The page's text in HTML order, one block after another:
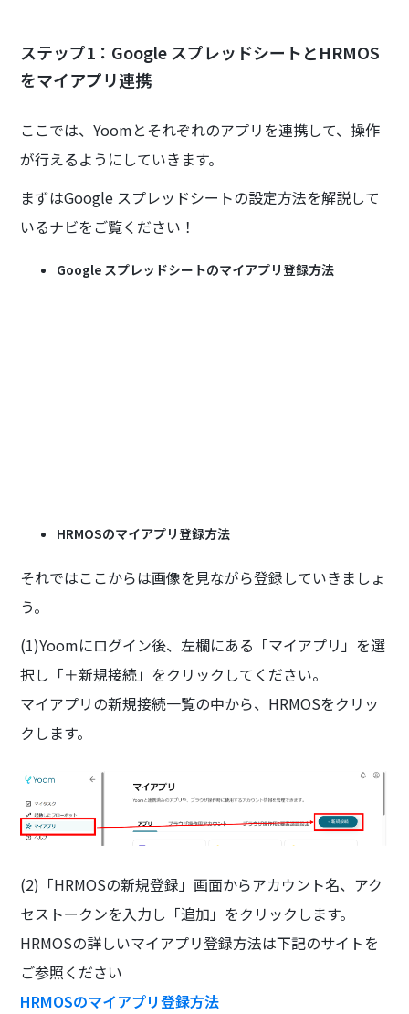
ステップ1：Google スプレッドシートとHRMOS
をマイアプリ連携
ここでは、Yoomとそれぞれのアプリを連携して、操作
が行えるようにしていきます。
まずはGoogle スプレッドシートの設定方法を解説して
いるナビをご覧ください！
Google スプレッドシートのマイアプリ登録方法
HRMOSのマイアプリ登録方法
それではここからは画像を見ながら登録していきましょ
う。
(1)Yoomにログイン後、左欄にある「マイアプリ」を選
択し「＋新規接続」をクリックしてください。
マイアプリの新規接続一覧の中から、HRMOSをクリッ
クします。
(2)「HRMOSの新規登録」画面からアカウント名、アク
セストークンを入力し「追加」をクリックします。
HRMOSの詳しいマイアプリ登録方法は下記のサイトを
ご参照ください
HRMOSのマイアプリ登録方法